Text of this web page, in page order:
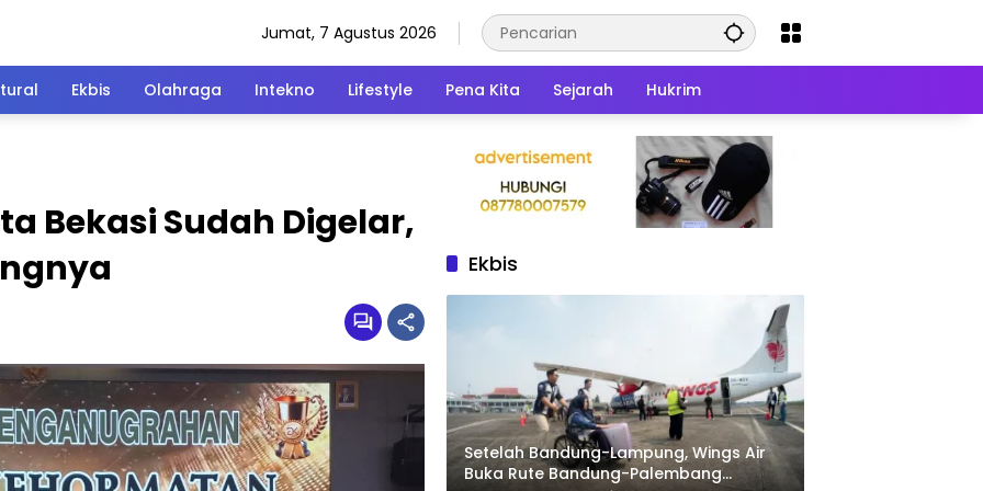
Jumat, 7 Agustus 2026
Ekbis Olahraga Intekno Lifestyle Pena Kita Sejarah Hukrim
Bekasi Sudah Digelar,
Ekbis
Setelah Bandung-Lampung, Wings Air
Buka Rute Bandung-Palembang